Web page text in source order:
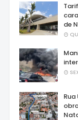
de